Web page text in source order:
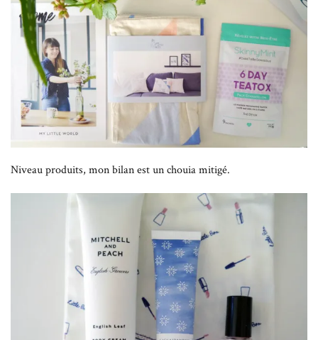
Niveau produits, mon bilan est un chouia mitigé.